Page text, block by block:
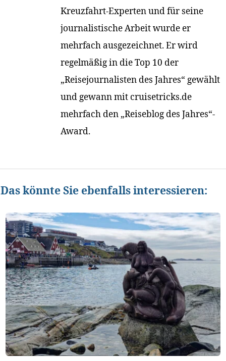
Kreuzfahrt-Experten und für seine
journalistische Arbeit wurde er
mehrfach ausgezeichnet. Er wird
regelmäßig in die Top 10 der
„Reisejournalisten des Jahres“ gewählt
und gewann mit cruisetricks.de
mehrfach den „Reiseblog des Jahres“-
Award.
Das könnte Sie ebenfalls interessieren: